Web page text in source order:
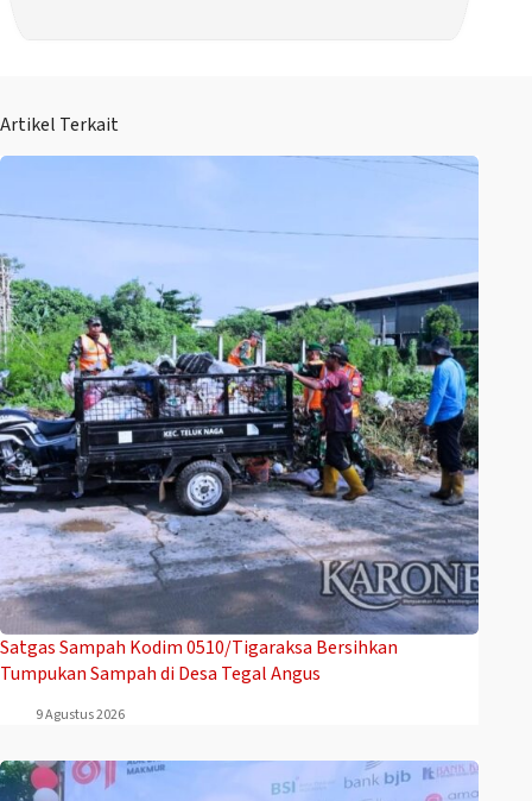
Artikel Terkait
Satgas Sampah Kodim 0510/Tigaraksa Bersihkan
Tumpukan Sampah di Desa Tegal Angus
9 Agustus 2026